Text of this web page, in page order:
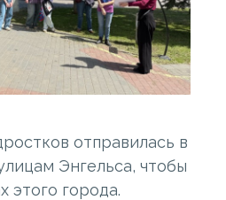
отправилась в
Энгельса, чтобы
этого города.